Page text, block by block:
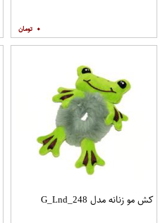
۰
کش مو زنانه مدل G_Lnd_248